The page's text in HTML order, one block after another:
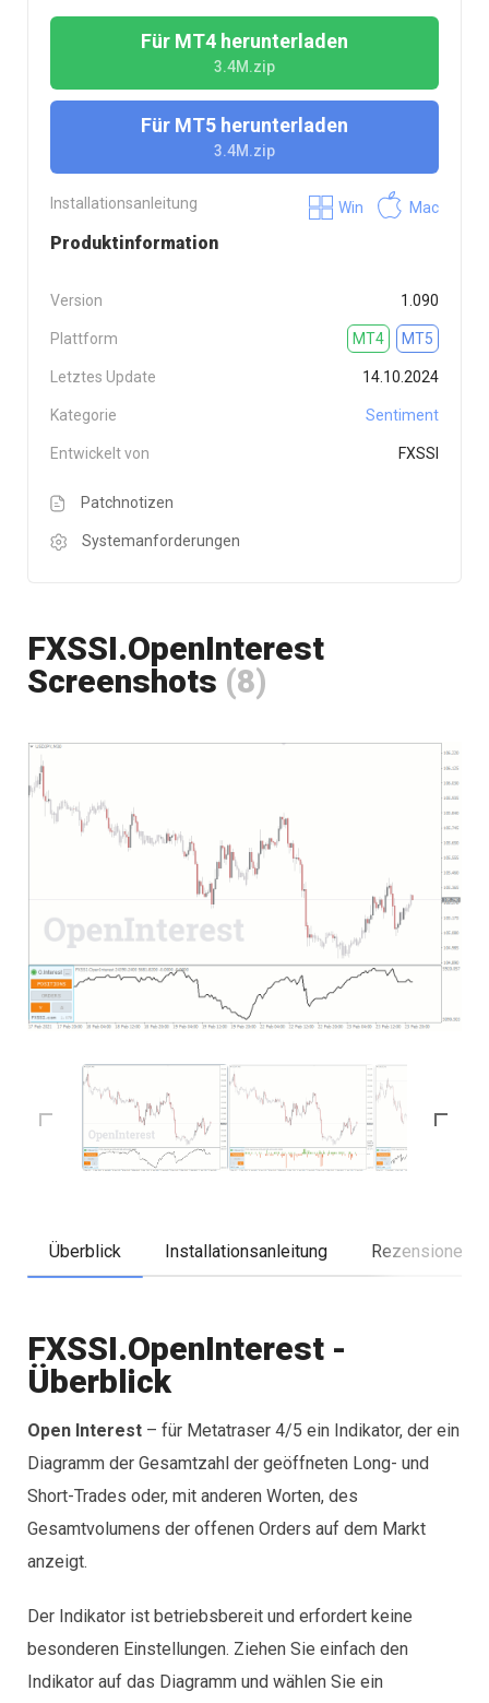
Für MT4 herunterladen
3.4M.zip
Für MT5 herunterladen
3.4M.zip
Installationsanleitung Win Mac
Produktinformation
Version 1.090
Plattform MT4 MT5
Letztes Update 14.10.2024
Kategorie Sentiment
Entwickelt von FXSSI
Patchnotizen
Systemanforderungen
FXSSI.OpenInterest
Screenshots (8)
Überblick Installationsanleitung Rezensionen
FXSSI.OpenInterest -
Überblick
Open Interest – für Metatraser 4/5 ein Indikator, der ein
Diagramm der Gesamtzahl der geöffneten Long- und
Short-Trades oder, mit anderen Worten, des
Gesamtvolumens der offenen Orders auf dem Markt
anzeigt.
Der Indikator ist betriebsbereit und erfordert keine
besonderen Einstellungen. Ziehen Sie einfach den
Indikator auf das Diagramm und wählen Sie ein